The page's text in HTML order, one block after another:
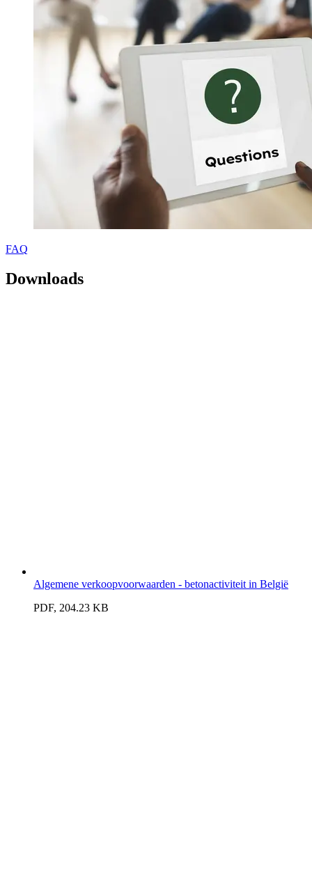
FAQ
Downloads
Algemene verkoopvoorwaarden - betonactiviteit in België
PDF, 204.23 KB